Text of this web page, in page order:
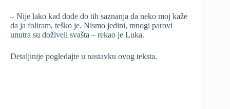
– Nije lako kad dođe do tih saznanja da neko moj kaže
da ja foliram, teško je. Nismo jedini, mnogi parovi
unutra su doživeli svašta – rekao je Luka.
Detaljinije pogledajte u nastavku ovog teksta.